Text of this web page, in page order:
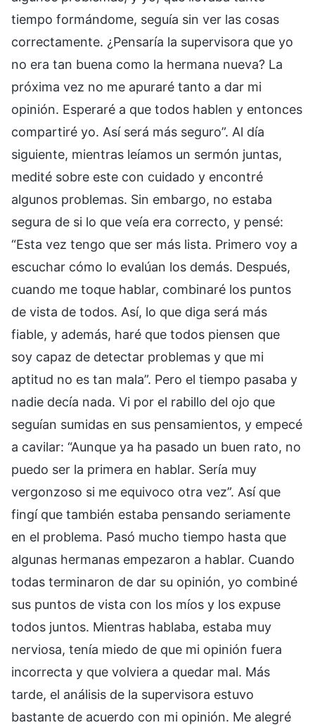
tiempo formándome, seguía sin ver las cosas
correctamente. ¿Pensaría la supervisora que yo
no era tan buena como la hermana nueva? La
próxima vez no me apuraré tanto a dar mi
opinión. Esperaré a que todos hablen y entonces
compartiré yo. Así será más seguro”. Al día
siguiente, mientras leíamos un sermón juntas,
medité sobre este con cuidado y encontré
algunos problemas. Sin embargo, no estaba
segura de si lo que veía era correcto, y pensé:
“Esta vez tengo que ser más lista. Primero voy a
escuchar cómo lo evalúan los demás. Después,
cuando me toque hablar, combinaré los puntos
de vista de todos. Así, lo que diga será más
fiable, y además, haré que todos piensen que
soy capaz de detectar problemas y que mi
aptitud no es tan mala”. Pero el tiempo pasaba y
nadie decía nada. Vi por el rabillo del ojo que
seguían sumidas en sus pensamientos, y empecé
a cavilar: “Aunque ya ha pasado un buen rato, no
puedo ser la primera en hablar. Sería muy
vergonzoso si me equivoco otra vez”. Así que
fingí que también estaba pensando seriamente
en el problema. Pasó mucho tiempo hasta que
algunas hermanas empezaron a hablar. Cuando
todas terminaron de dar su opinión, yo combiné
sus puntos de vista con los míos y los expuse
todos juntos. Mientras hablaba, estaba muy
nerviosa, tenía miedo de que mi opinión fuera
incorrecta y que volviera a quedar mal. Más
tarde, el análisis de la supervisora estuvo
bastante de acuerdo con mi opinión. Me alegré